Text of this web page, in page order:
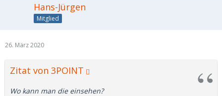
Hans-Jürgen
Mitglied
26. März 2020
Zitat von 3POINT
Wo kann man die einsehen?